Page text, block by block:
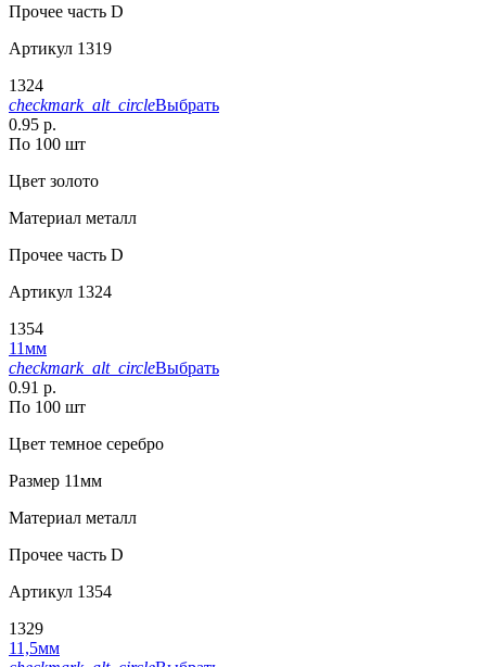
Прочее часть D
Артикул 1319
1324
checkmark_alt_circleВыбрать
0.95 р.
По 100 шт
Цвет золото
Материал металл
Прочее часть D
Артикул 1324
1354
11мм
checkmark_alt_circleВыбрать
0.91 р.
По 100 шт
Цвет темное серебро
Размер 11мм
Материал металл
Прочее часть D
Артикул 1354
1329
11,5мм